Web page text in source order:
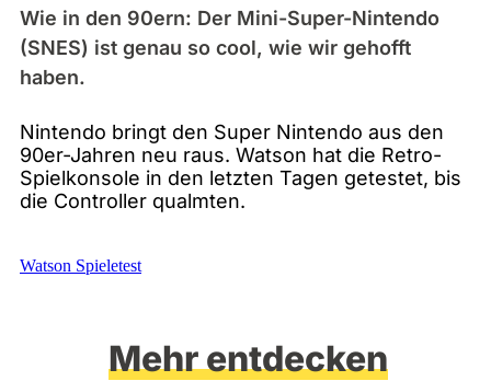
Wie in den 90ern: Der Mini-Super-Nintendo
(SNES) ist genau so cool, wie wir gehofft
haben.
Nintendo bringt den Super Nintendo aus den
90er-Jahren neu raus. Watson hat die Retro-
Spielkonsole in den letzten Tagen getestet, bis
die Controller qualmten.
Watson Spieletest
Mehr entdecken